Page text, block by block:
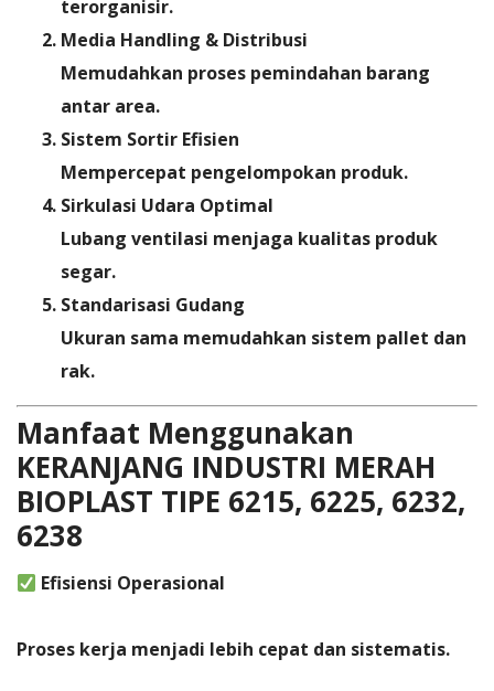
terorganisir.
Media Handling & Distribusi
Memudahkan proses pemindahan barang
antar area.
Sistem Sortir Efisien
Mempercepat pengelompokan produk.
Sirkulasi Udara Optimal
Lubang ventilasi menjaga kualitas produk
segar.
Standarisasi Gudang
Ukuran sama memudahkan sistem pallet dan
rak.
Manfaat Menggunakan
KERANJANG INDUSTRI MERAH
BIOPLAST TIPE 6215, 6225, 6232,
6238
Efisiensi Operasional
Proses kerja menjadi lebih cepat dan sistematis.